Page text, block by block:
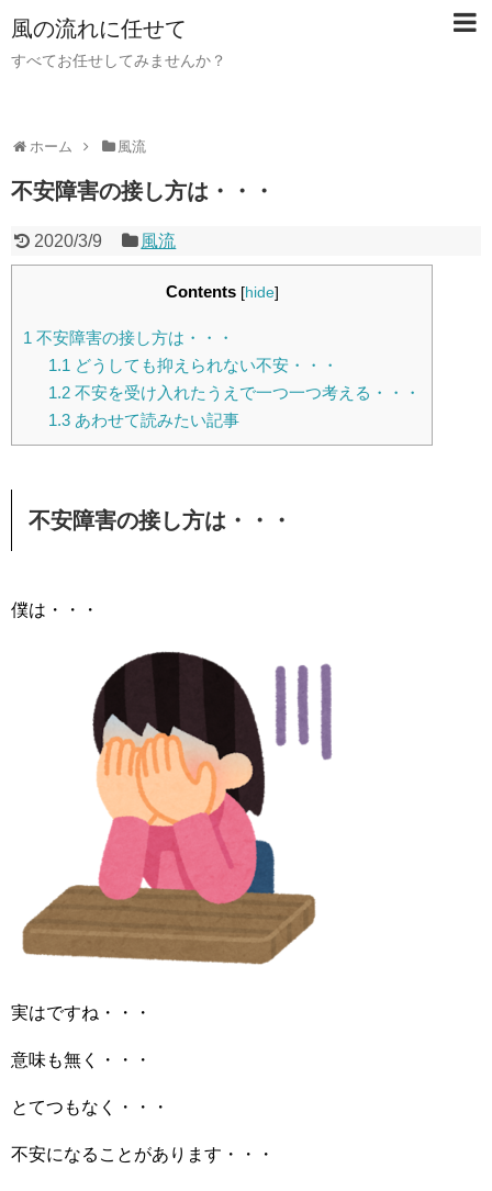
風の流れに任せて
すべてお任せしてみませんか？
ホーム 風流
不安障害の接し方は・・・
2020/3/9 風流
Contents [hide]
1 不安障害の接し方は・・・
1.1 どうしても抑えられない不安・・・
1.2不安を受け入れたうえで一つ一つ考える・・・
1.3あわせて読みたい記事
不安障害の接し方は・・・
僕は・・・
実はですね・・・
意味も無く・・・
とてつもなく・・・
不安になることがあります・・・